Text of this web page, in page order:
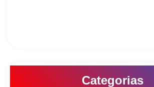
Categorias